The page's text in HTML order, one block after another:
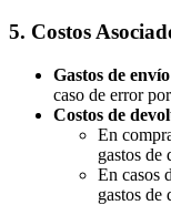
5. Costos
Gastos de
caso de error
Costos de
En
gastos de
En casos
gastos de